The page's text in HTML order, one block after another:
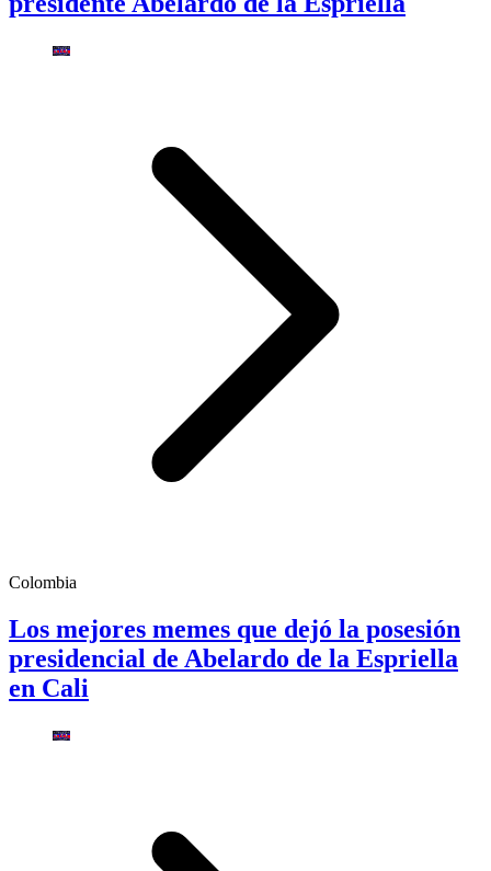
Colombia
Los mejores memes que dejó la posesión
presidencial de Abelardo de la Espriella
en Cali